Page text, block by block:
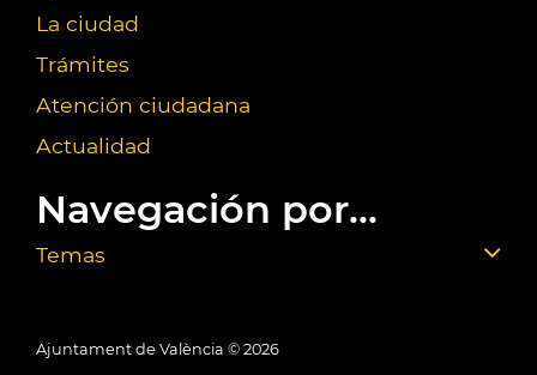
La ciudad
Trámites
Atención ciudadana
Actualidad
Navegación por...
Temas
Ajuntament de València © 2026